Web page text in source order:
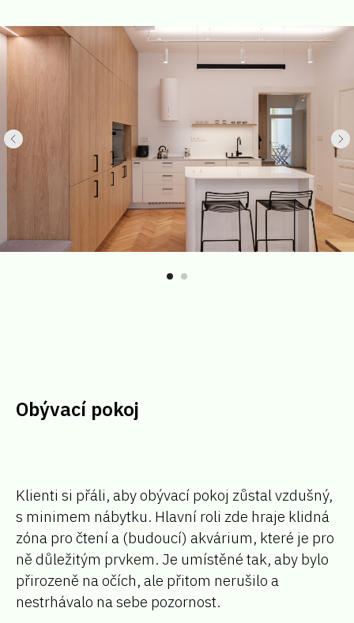
Obývací pokoj
Klienti si přáli, aby obývací pokoj zůstal vzdušný,
s minimem nábytku. Hlavní roli zde hraje klidná
zóna pro čtení a (budoucí) akvárium, které je pro
ně důležitým prvkem. Je umístěné tak, aby bylo
přirozeně na očích, ale přitom nerušilo a
nestrhávalo na sebe pozornost.